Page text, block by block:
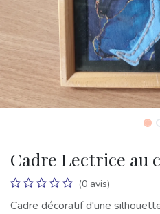
Cadre Lectrice au
(0 avis)
Cadre décoratif d'une